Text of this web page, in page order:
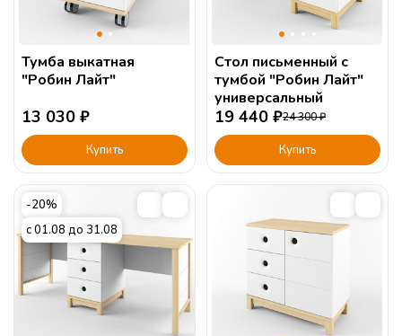
Тумба выкатная
"Робин Лайт"
13 030 ₽
Купить
Стол письменный с
тумбой "Робин Лайт"
универсальный
19 440 ₽24 300₽
Купить
-20%
с 01.08 до 31.08